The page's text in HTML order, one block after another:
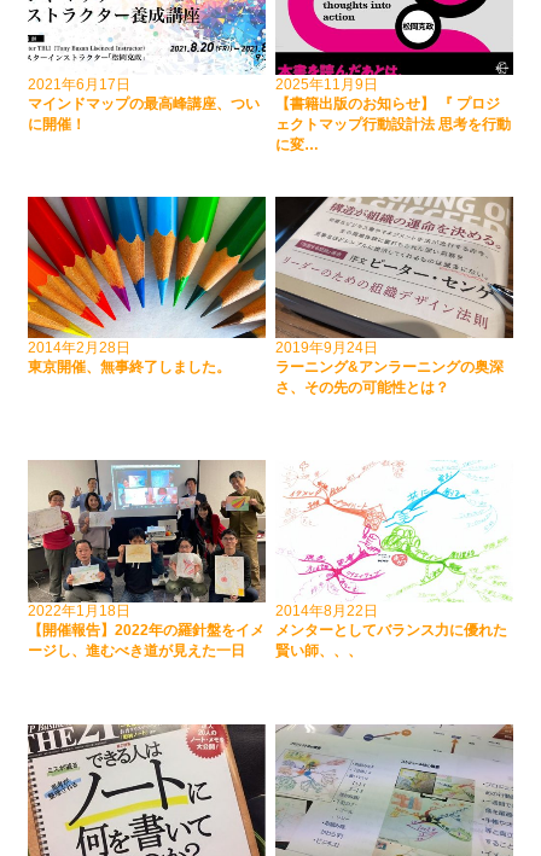
2021年6月17日
マインドマップの最高峰講座、つい
に開催！
2025年11月9日
【書籍出版のお知らせ】 『 プロジ
ェクトマップ行動設計法 思考を行動
に変…
2014年2月28日
東京開催、無事終了しました。
2019年9月24日
ラーニング&アンラーニングの奥深
さ、その先の可能性とは？
2022年1月18日
【開催報告】2022年の羅針盤をイメ
ージし、進むべき道が見えた一日
2014年8月22日
メンターとしてバランス力に優れた
賢い師、、、